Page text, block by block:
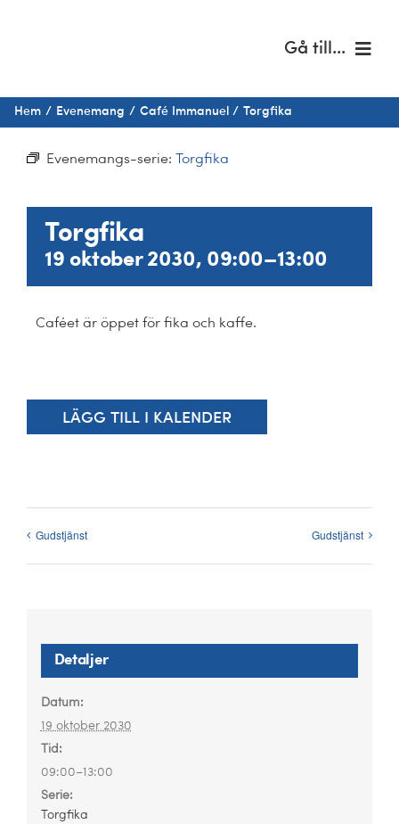
Gå till...
Hem
Om oss
Musik & kultur
Barn & unga
العربية / Arabic
Hem Evenemang Café Immanuel Torgfika
Evenemangs-serie: Torgfika
Torgfika
19 oktober 2030, 09:00–13:00
Caféet är öppet för fika och kaffe.
LÄGG TILL I KALENDER
Gudstjänst Gudstjänst
Detaljer
Datum:
19 oktober 2030
Tid:
09:00–13:00
Serie:
Torgfika